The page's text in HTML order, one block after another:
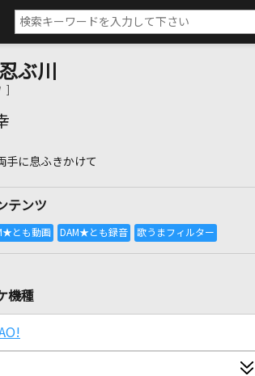
ぶ川
]
手に息ふきかけて
テンツ
機種